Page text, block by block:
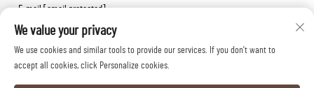
E-mail:[email protected]
Tel: +86-18652826331
Copyright © 2026 wuxi sheng mai machinery co.,ltd. Minden jog
We value your privacy
We use cookies and similar tools to provide our services. If you don't want to
accept all cookies, click Personalize cookies.